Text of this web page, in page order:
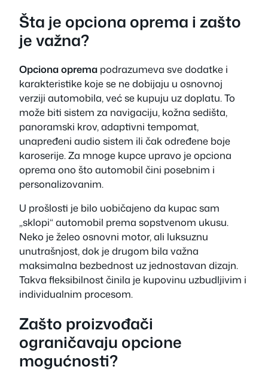
Šta je opciona oprema i zašto
je važna?
Opciona oprema podrazumeva sve dodatke i
karakteristike koje se ne dobijaju u osnovnoj
verziji automobila, već se kupuju uz doplatu. To
može biti sistem za navigaciju, kožna sedišta,
panoramski krov, adaptivni tempomat,
unapređeni audio sistem ili čak određene boje
karoserije. Za mnoge kupce upravo je opciona
oprema ono što automobil čini posebnim i
personalizovanim.
U prošlosti je bilo uobičajeno da kupac sam
„sklopi“ automobil prema sopstvenom ukusu.
Neko je želeo osnovni motor, ali luksuznu
unutrašnjost, dok je drugom bila važna
maksimalna bezbednost uz jednostavan dizajn.
Takva fleksibilnost činila je kupovinu uzbudljivim i
individualnim procesom.
Zašto proizvođači
ograničavaju opcione
mogućnosti?